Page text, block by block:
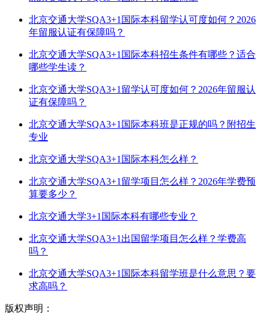
北京交通大学SQA3+1国际本科留学认可度如何？2026
年留服认证有保障吗？
北京交通大学SQA3+1国际本科招生条件有哪些？适合
哪些学生读？
北京交通大学SQA3+1留学认可度如何？2026年留服认
证有保障吗？
北京交通大学SQA3+1国际本科班是正规的吗？附招生
专业
北京交通大学SQA3+1国际本科怎么样？
北京交通大学SQA3+1留学项目怎么样？2026年学费预
算要多少？
北京交通大学3+1国际本科有哪些专业？
北京交通大学SQA3+1出国留学项目怎么样？学费高
吗？
北京交通大学SQA3+1国际本科留学班是什么意思？要
求高吗？
版权声明：